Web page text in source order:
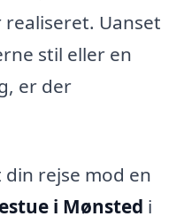
Uanset
stil eller en
er der
rejse mod en
i Mønsted i